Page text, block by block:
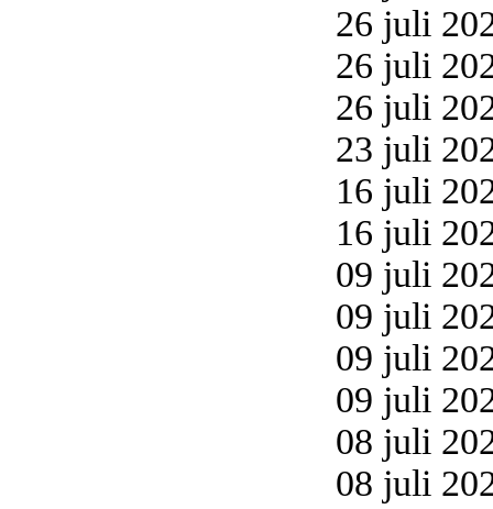
26 juli
26 juli
26 juli
23 juli
16 juli
16 juli
09 juli
09 juli
09 juli
09 juli
08 juli
08 juli